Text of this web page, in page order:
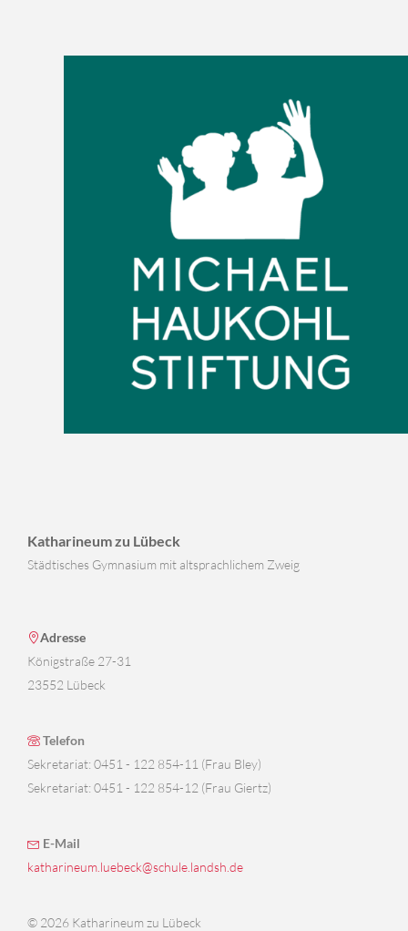
Katharineum zu Lübeck
Städtisches Gymnasium mit altsprachlichem Zweig
Adresse
Königstraße 27-31
23552 Lübeck
Telefon
Sekretariat: 0451 - 122 854-11 (Frau Bley)
Sekretariat: 0451 - 122 854-12 (Frau Giertz)
E-Mail
katharineum.luebeck@schule.landsh.de
© 2026 Katharineum zu Lübeck